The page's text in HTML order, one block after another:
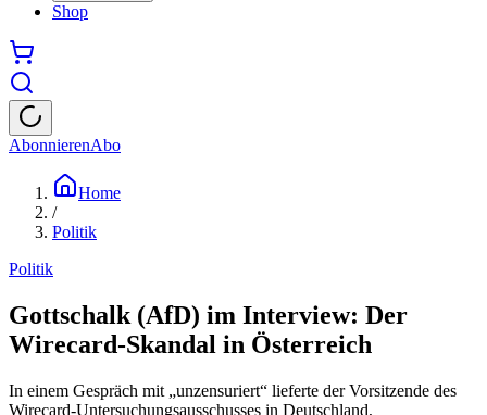
Shop
AbonnierenAbo
Home
/
Politik
Politik
Gottschalk (AfD) im Interview: Der
Wirecard-Skandal in Österreich
In einem Gespräch mit „unzensuriert“ lieferte der Vorsitzende des
Wirecard-Untersuchungsausschusses in Deutschland,